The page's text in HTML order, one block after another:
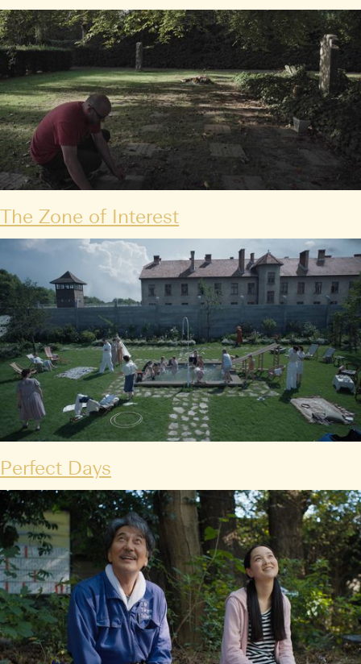
The Zone of Interest
Perfect Days